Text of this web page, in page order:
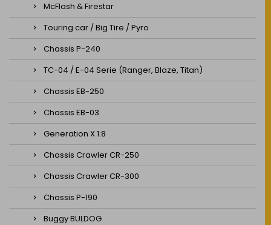
McFlash & Firestar
Touring car / Big Tire / Pyro
Chassis P-240
TC-04 / E-04 Serie (Ranger, Blaze, Titan)
Chassis EB-250
Chassis EB-03
Generation X 1:8
Chassis Crawler CR-250
Chassis Crawler CR-300
Chassis P-190
Buggy BULDOG